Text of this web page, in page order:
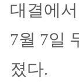
대결에
7월 7일
졌다.